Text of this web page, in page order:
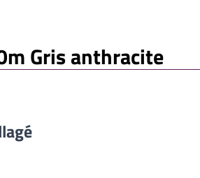
Gris anthracite